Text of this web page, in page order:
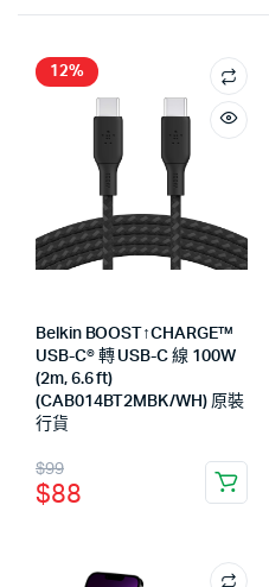
12%
Belkin BOOST↑CHARGE™
USB-C® 轉 USB-C 線 100W
(2m, 6.6 ft)
(CAB014BT2MBK/WH) 原裝
行貨
$99
$88